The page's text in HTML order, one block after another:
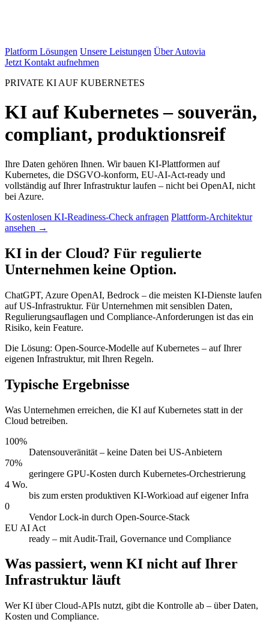
Platform Lösungen Unsere Leistungen Über Autovia
Jetzt Kontakt aufnehmen
PRIVATE KI AUF KUBERNETES
KI auf Kubernetes – souverän,
compliant, produktionsreif
Ihre Daten gehören Ihnen. Wir bauen KI-Plattformen auf
Kubernetes, die DSGVO-konform, EU-AI-Act-ready und
vollständig auf Ihrer Infrastruktur laufen – nicht bei OpenAI, nicht
bei Azure.
Kostenlosen KI-Readiness-Check anfragen Plattform-Architektur
ansehen →
KI in der Cloud? Für regulierte
Unternehmen keine Option.
ChatGPT, Azure OpenAI, Bedrock – die meisten KI-Dienste laufen
auf US-Infrastruktur. Für Unternehmen mit sensiblen Daten,
Regulierungsauflagen und Compliance-Anforderungen ist das ein
Risiko, kein Feature.
Die Lösung: Open-Source-Modelle auf Kubernetes – auf Ihrer
eigenen Infrastruktur, mit Ihren Regeln.
Typische Ergebnisse
Was Unternehmen erreichen, die KI auf Kubernetes statt in der
Cloud betreiben.
100%
Datensouveränität – keine Daten bei US-Anbietern
70%
geringere GPU-Kosten durch Kubernetes-Orchestrierung
4 Wo.
bis zum ersten produktiven KI-Workload auf eigener Infra
0
Vendor Lock-in durch Open-Source-Stack
EU AI Act
ready – mit Audit-Trail, Governance und Compliance
Was passiert, wenn KI nicht auf Ihrer
Infrastruktur läuft
Wer KI über Cloud-APIs nutzt, gibt die Kontrolle ab – über Daten,
Kosten und Compliance.